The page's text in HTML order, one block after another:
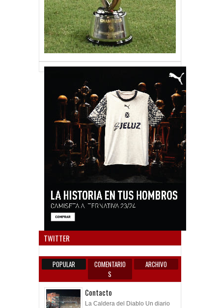
TWITTER
POPULAR
COMENTARIO
S
ARCHIVO
Contacto
La Caldera del Diablo Un diario